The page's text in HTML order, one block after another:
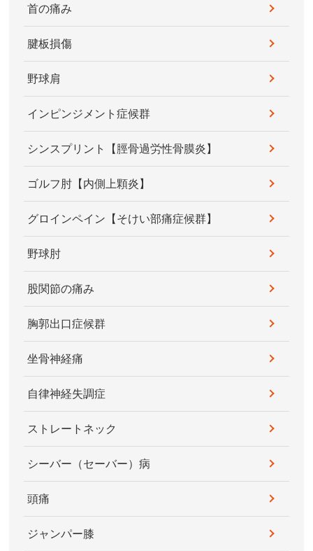
首の痛み
腱板損傷
野球肩
インピンジメント症候群
シンスプリント【脛骨過労性骨膜炎】
ゴルフ肘【内側上顆炎】
グロインペイン【そけい部痛症候群】
野球肘
股関節の痛み
胸郭出口症候群
坐骨神経痛
自律神経失調症
ストレートネック
シーバー（セーバー）病
頭痛
ジャンパー膝